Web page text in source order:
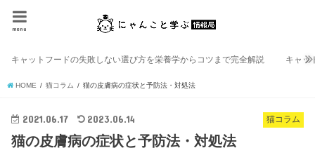
menu
キャットフードの失敗しない選び方を栄養学からコツまで完全解説 キャッ
HOME 猫コラム 猫の皮膚病の症状と予防法・対処法
猫コラム
2021.06.17 2023.06.14
猫の皮膚病の症状と予防法・対処法